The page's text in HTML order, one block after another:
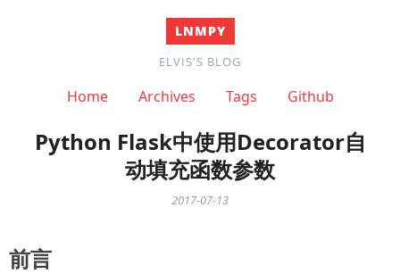
LNMPY
ELVIS'S BLOG
Home Archives Tags Github
Python Flask中使用Decorator自
动填充函数参数
2017-07-13
前言